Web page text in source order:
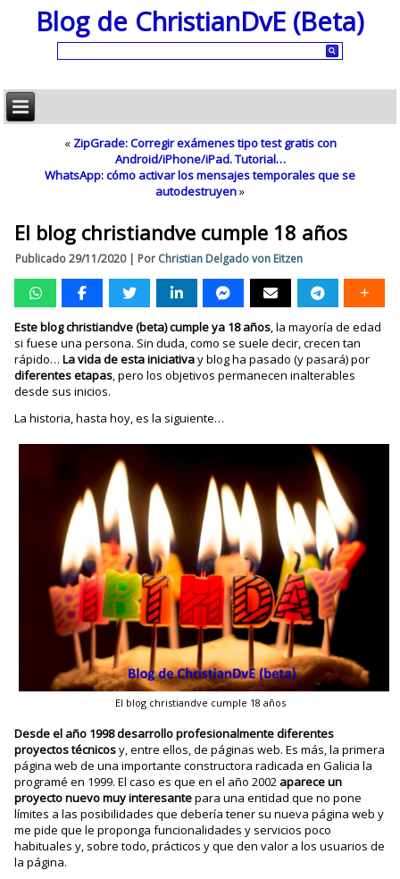
Blog de ChristianDvE (Beta)
« ZipGrade: Corregir exámenes tipo test gratis con
Android/iPhone/iPad. Tutorial…
WhatsApp: cómo activar los mensajes temporales que se
autodestruyen»
El blog christiandve cumple 18 años
Publicado 29/11/2020| Por Christian Delgado von Eitzen
Este blog christiandve (beta) cumple ya 18 años, la mayoría de edad
si fuese una persona. Sin duda, como se suele decir, crecen tan
rápido…La vida de esta iniciativay blog ha pasado (y pasará) por
diferentes etapas, pero los objetivos permanecen inalterables
desde sus inicios.
La historia, hasta hoy, es la siguiente…
El blog christiandve cumple 18 años
Desde el año 1998 desarrollo profesionalmente diferentes
proyectos técnicosy, entre ellos, de páginas web. Es más, la primera
página web de una importante constructora radicada en Galicia la
programé en 1999. El caso es que en el año 2002 aparece un
proyecto nuevo muy interesantepara una entidad que no pone
límites a las posibilidades que debería tener su nueva página web y
me pide que le proponga funcionalidades y servicios poco
habituales y, sobre todo, prácticos y que den valor a los usuarios de
la página.